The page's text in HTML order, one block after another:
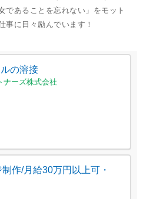
であることを忘れない」をモット
事に日々励んでいます！
の溶接
ナーズ株式会社
作/月給30万円以上可・